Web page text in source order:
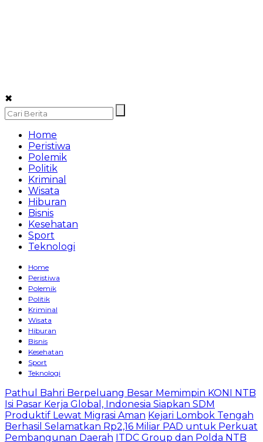
✖
Home
Peristiwa
Polemik
Politik
Kriminal
Wisata
Hiburan
Bisnis
Kesehatan
Sport
Teknologi
Home
Peristiwa
Polemik
Politik
Kriminal
Wisata
Hiburan
Bisnis
Kesehatan
Sport
Teknologi
Pathul Bahri Berpeluang Besar Memimpin KONI NTB
Isi Pasar Kerja Global, Indonesia Siapkan SDM
Produktif Lewat Migrasi Aman Kejari Lombok Tengah
Berhasil Selamatkan Rp2,16 Miliar PAD untuk Perkuat
Pembangunan Daerah ITDC Group dan Polda NTB